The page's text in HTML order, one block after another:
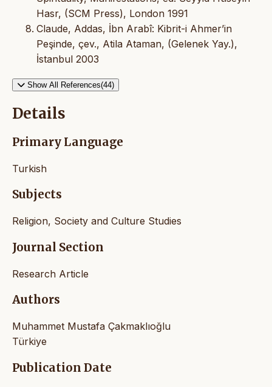
Hasr, (SCM Press), London 1991
Claude, Addas, İbn Arabî: Kibrit-i Ahmer’in
Peşinde, çev., Atila Ataman, (Gelenek Yay.),
İstanbul 2003
Show All References(44)
Details
Primary Language
Turkish
Subjects
Religion, Society and Culture Studies
Journal Section
Research Article
Authors
Muhammet Mustafa Çakmaklıoğlu
Türkiye
Publication Date